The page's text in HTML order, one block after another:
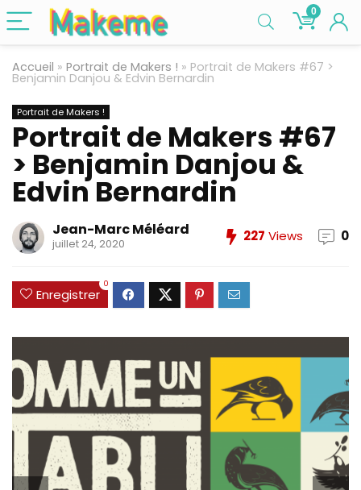
0
Accueil » Portrait de Makers ! » Portrait de Makers #67 >
Benjamin Danjou & Edvin Bernardin
Portrait de Makers !
Portrait de Makers #67
> Benjamin Danjou &
Edvin Bernardin
Jean-Marc Méléard
juillet 24, 2020 227 Views 0
Enregistrer
0